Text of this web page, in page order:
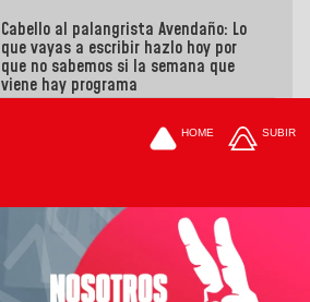
Cabello al palangrista Avendaño: Lo
que vayas a escribir hazlo hoy por
que no sabemos si la semana que
viene hay programa
HOME SUBIR